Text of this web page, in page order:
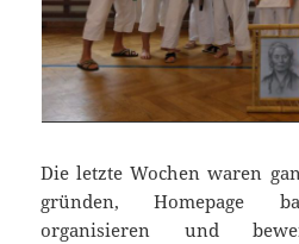
Die letzte Wochen waren
gründen, Homepage
organisieren und